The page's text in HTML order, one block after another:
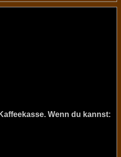
Wenn du kannst: